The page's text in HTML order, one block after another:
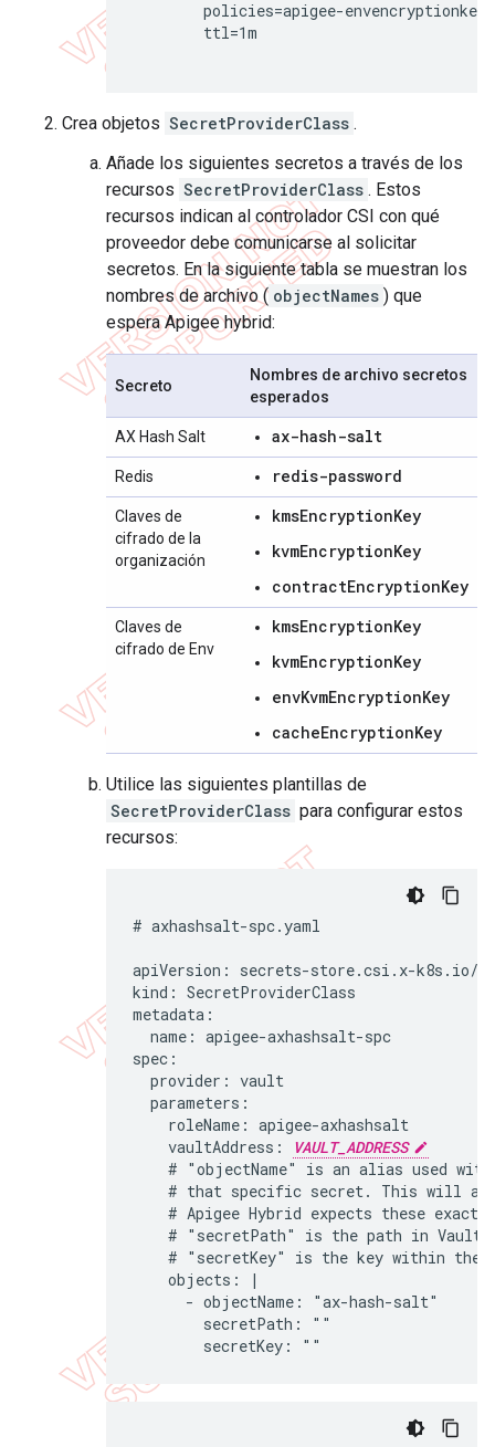
Crea objetos SecretProviderClass .
Añade los siguientes secretos a través de los
recursos SecretProviderClass . Estos
recursos indican al controlador CSI con qué
proveedor debe comunicarse al solicitar
secretos. En la siguiente tabla se muestran los
nombres de archivo ( objectNames ) que
espera Apigee hybrid:
Secreto
Nombres de archivo secretos
esperados
AX Hash Salt ax-hash-salt
Redis redis-password
Claves de
cifrado de la
organización
kmsEncryptionKey
kvmEncryptionKey
contractEncryptionKey
Claves de
cifrado de Env
kmsEncryptionKey
kvmEncryptionKey
envKvmEncryptionKey
cacheEncryptionKey
Utilice las siguientes plantillas de
SecretProviderClass para configurar estos
recursos:
# axhashsalt-spc.yaml
apiVersion: secrets-store.csi.x-k8s.io/v1
kind: SecretProviderClass
metadata:
  name: apigee-axhashsalt-spc
spec:
  provider: vault
  parameters:
    roleName: apigee-axhashsalt
    vaultAddress:
VAULT_ADDRESS
# "objectName" is an alias used
# that specific secret. This will
# Apigee Hybrid expects these exact
# "secretPath" is the path in Vault
# "secretKey" is the key within the
    objects: |
      - objectName: "ax-hash-salt"
        secretPath: ""